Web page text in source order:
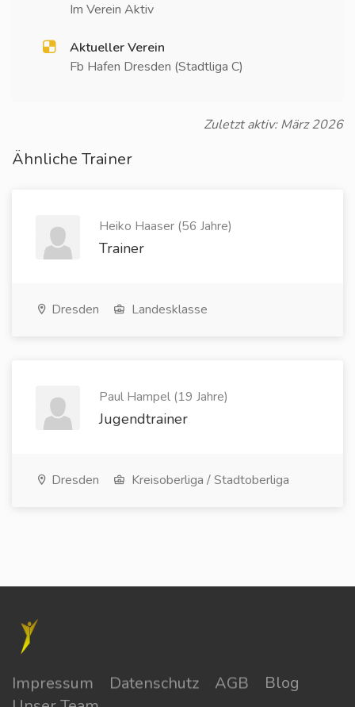
Im Verein Aktiv
Aktueller Verein
Fb Hafen Dresden (Stadtliga C)
Zuletzt aktiv: März 2026
Ähnliche Trainer
Heiko Haaser (56 Jahre)
Trainer
Dresden Landesklasse
Paul Hampel (19 Jahre)
Jugendtrainer
Dresden Kreisoberliga / Stadtoberliga
Impressum Datenschutz AGB
Blog